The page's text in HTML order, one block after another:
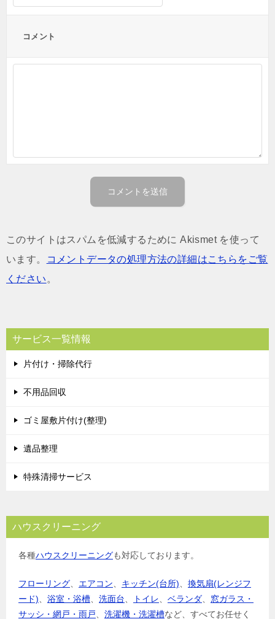
コメント
このサイトはスパムを低減するために Akismet を使って
います。
コメントデータの処理方法の詳細はこちらをご覧
ください 。
サービス一覧情報
片付け・掃除代行
不用品回収
ゴミ屋敷片付け(整理)
遺品整理
特殊清掃サービス
ハウスクリーニング
各種ハウスクリーニングも対応しております。
フローリング エアコン キッチン(台所)
換気扇(レンジフ
ード)
浴室・浴槽 洗面台 トイレ ベランダ
窓ガラス・
サッシ・網戸・雨戸
洗濯機・洗濯槽など、すべてお任せく